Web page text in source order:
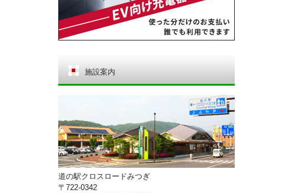
施設案内
道の駅クロスロードみつぎ
〒722-0342